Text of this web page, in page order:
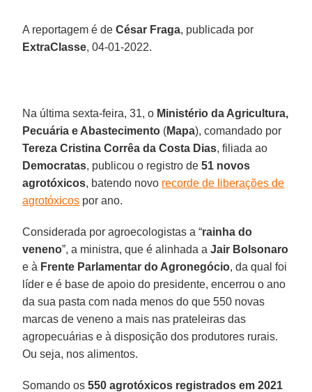
A reportagem é deCésar Fraga, publicada por
ExtraClasse, 04-01-2022.
Na última sexta-feira, 31, o Ministério da Agricultura,
Pecuária e Abastecimento (Mapa), comandado por
Tereza Cristina Corrêa da Costa Dias, filiada ao
Democratas, publicou o registro de51 novos
agrotóxicos, batendo novo recorde de liberações de
agrotóxicos por ano.
Considerada por agroecologistas a “rainha do
veneno”, a ministra, que é alinhada aJair Bolsonaro
e à Frente Parlamentar do Agronegócio, da qual foi
líder e é base de apoio do presidente, encerrou o ano
da sua pasta com nada menos do que 550 novas
marcas de veneno a mais nas prateleiras das
agropecuárias e à disposição dos produtores rurais.
Ou seja, nos alimentos.
Somando os550 agrotóxicos registrados em 2021